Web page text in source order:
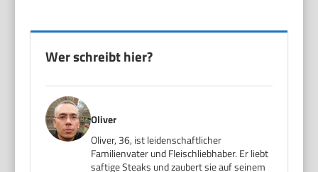
Wer schreibt hier?
Oliver
Oliver, 36, ist leidenschaftlicher
Familienvater und Fleischliebhaber. Er liebt
saftige Steaks und zaubert sie auf seinem